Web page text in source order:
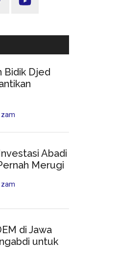
Bidik Djed
zam
Abadi
Merugi
zam
di Jawa
untuk